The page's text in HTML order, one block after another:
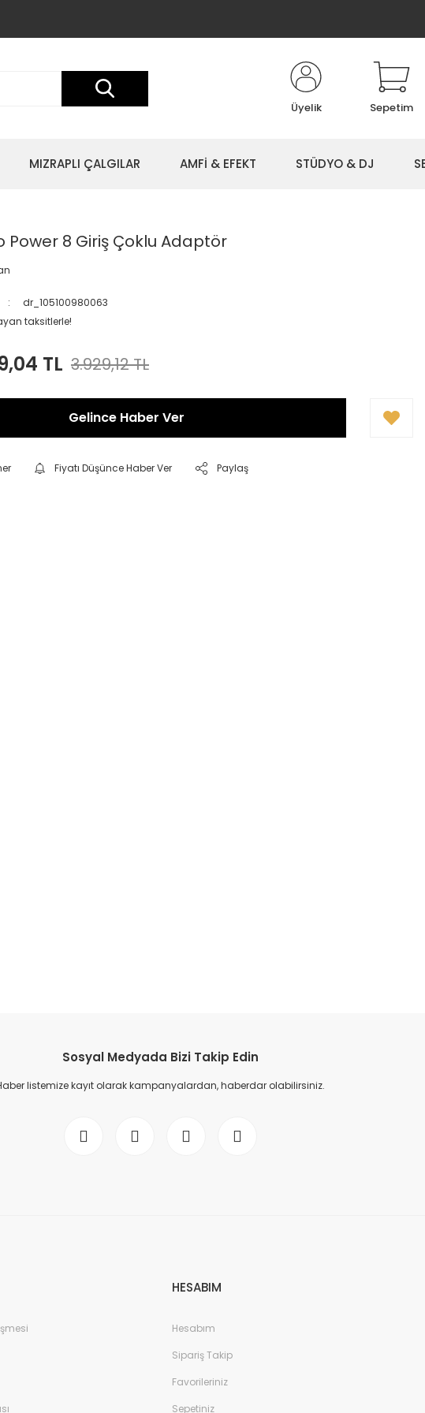
Üyelik Sepetim
MIZRAPLI ÇALGILAR AMFİ & EFEKT STÜDYO & DJ
Power 8 Giriş Çoklu Adaptör
dr_105100980063
taksitlerle!
TL 3.929,12 TL
Gelince Haber Ver
Fiyatı Düşünce Haber Ver Paylaş
Sosyal Medyada Bizi Takip Edin
listemize kayıt olarak kampanyalardan, haberdar olabilirsiniz.
HESABIM
Hesabım
Sipariş Takip
Favorileriniz
Sepetiniz